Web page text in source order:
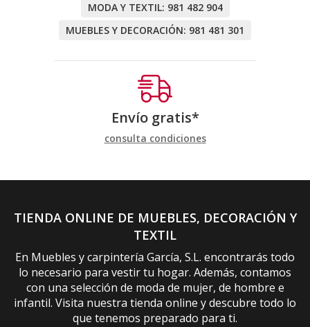
MODA Y TEXTIL: 981 482 904
MUEBLES Y DECORACIÓN: 981 481 301
Envío gratis*
consulta condiciones
TIENDA ONLINE DE MUEBLES, DECORACIÓN Y
TEXTIL
En Muebles y carpintería García, S.L. encontrarás todo
lo necesario para vestir tu hogar. Además, contamos
con una selección de moda de mujer, de hombre e
infantil. Visita nuestra tienda online y descubre todo lo
que tenemos preparado para ti.